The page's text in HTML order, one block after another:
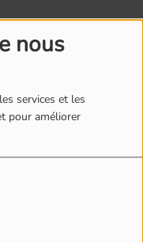
nous
services et les
pour améliorer